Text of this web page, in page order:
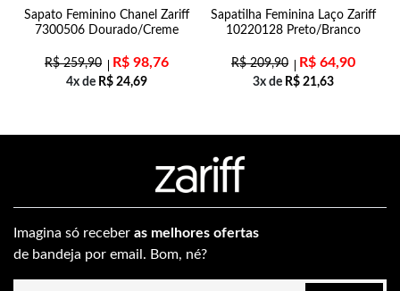
Sapato Feminino Chanel Zariff
7300506 Dourado/Creme
R$259,90 R$ 98,76
4x de R$ 24,69
Sapatilha Feminina Laço Zariff
10220128 Preto/Branco
R$209,90 R$ 64,90
3x de R$ 21,63
Imagina só receber as melhores ofertas
de bandeja por email. Bom, né?